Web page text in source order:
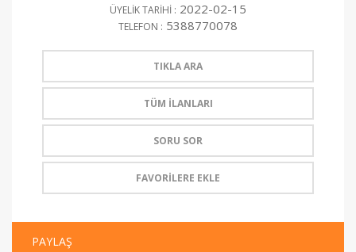
ÜYELİK TARİHİ : 2022-02-15
TELEFON : 5388770078
TIKLA ARA
TÜM İLANLARI
SORU SOR
FAVORİLERE EKLE
PAYLAŞ